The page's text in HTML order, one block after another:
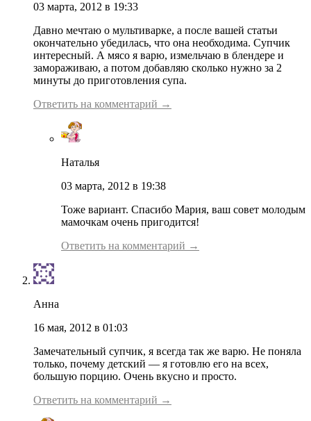
03 марта, 2012 в 19:33
Давно мечтаю о мультиварке, а после вашей статьи
окончательно убедилась, что она необходима. Супчик
интересный. А мясо я варю, измельчаю в блендере и
замораживаю, а потом добавляю сколько нужно за 2
минуты до приготовления супа.
Ответить на комментарий →
Наталья
03 марта, 2012 в 19:38
Тоже вариант. Спасибо Мария, ваш совет молодым
мамочкам очень пригодится!
Ответить на комментарий →
Анна
16 мая, 2012 в 01:03
Замечательный супчик, я всегда так же варю. Не поняла
только, почему детский — я готовлю его на всех,
большую порцию. Очень вкусно и просто.
Ответить на комментарий →